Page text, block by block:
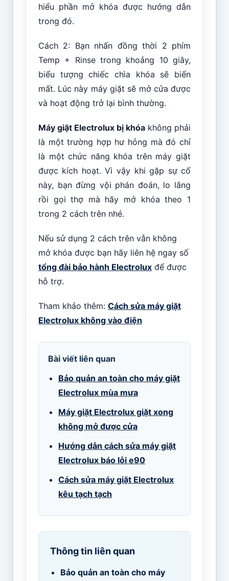
hiểu phần mở khóa được hướng dẫn
trong đó.
Cách 2: Bạn nhấn đồng thời 2 phím
Temp + Rinse trong khoảng 10 giây,
biểu tượng chiếc chìa khóa sẽ biến
mất. Lúc này máy giặt sẽ mở cửa được
và hoạt động trở lại bình thường.
Máy giặt Electrolux bị khóa không phải
là một trường hợp hư hỏng mà đó chỉ
là một chức năng khóa trên máy giặt
được kích hoạt. Vì vậy khi gặp sự cố
này, bạn đừng vội phán đoán, lo lắng
rồi gọi thợ mà hãy mở khóa theo 1
trong 2 cách trên nhé.
Nếu sử dụng 2 cách trên vẫn không
mở khóa được bạn hãy liên hệ ngay số
tổng đài bảo hành Electroluxđể được
hỗ trợ.
Tham khảo thêm: Cách sửa máy giặt
Electrolux không vào điện
Bài viết liên quan
Bảo quản an toàn cho máy giặt
Electrolux mùa mưa
Máy giặt Electrolux giặt xong
không mở được cửa
Hướng dẫn cách sửa máy giặt
Electrolux báo lỗi e90
Cách sửa máy giặt Electrolux
kêu tạch tạch
Thông tin liên quan
Bảo quản an toàn cho máy